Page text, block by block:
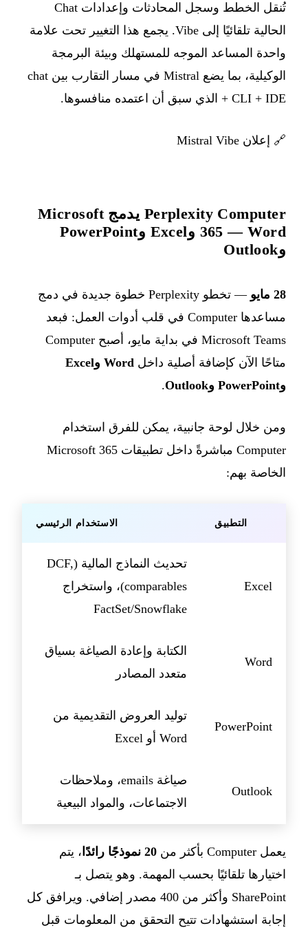
تُنقل الخطط وسجل المحادثات وإعدادات Chat
الحالية تلقائيًا إلى Vibe. يجمع هذا التغيير تحت علامة
واحدة المساعد الموجه للمستهلك وبيئة البرمجة
الوكيلية، بما يضع Mistral في مسار التقارب بين chat
+ CLI + IDE الذي سبق أن اعتمده منافسوها.
🔗 إعلان Mistral Vibe
Perplexity Computer يدمج Microsoft
365 — Word وExcel وPowerPoint
وOutlook
28 مايو
— تخطو Perplexity خطوة جديدة في دمج
مساعدها Computer في قلب أدوات العمل: فبعد
Microsoft Teams في بداية مايو، أصبح Computer
متاحًا الآن كإضافة أصلية داخل
Word وExcel
وPowerPoint وOutlook
.
ومن خلال لوحة جانبية، يمكن للفرق استخدام
Computer مباشرةً داخل تطبيقات Microsoft 365
الخاصة بهم:
التطبيق الاستخدام الرئيسي
Excel
تحديث النماذج المالية (DCF,
comparables)، واستخراج
FactSet/Snowflake
Word
الكتابة وإعادة الصياغة بسياق
متعدد المصادر
PowerPoint
توليد العروض التقديمية من
Word أو Excel
Outlook
صياغة emails، وملاحظات
الاجتماعات، والمواد البيعية
يعمل Computer بأكثر من 20 نموذجًا رائدًا
، يتم
اختيارها تلقائيًا بحسب المهمة. وهو يتصل بـ
SharePoint وأكثر من 400 مصدر إضافي. ويرافق كل
إجابة استشهادات تتيح التحقق من المعلومات قبل